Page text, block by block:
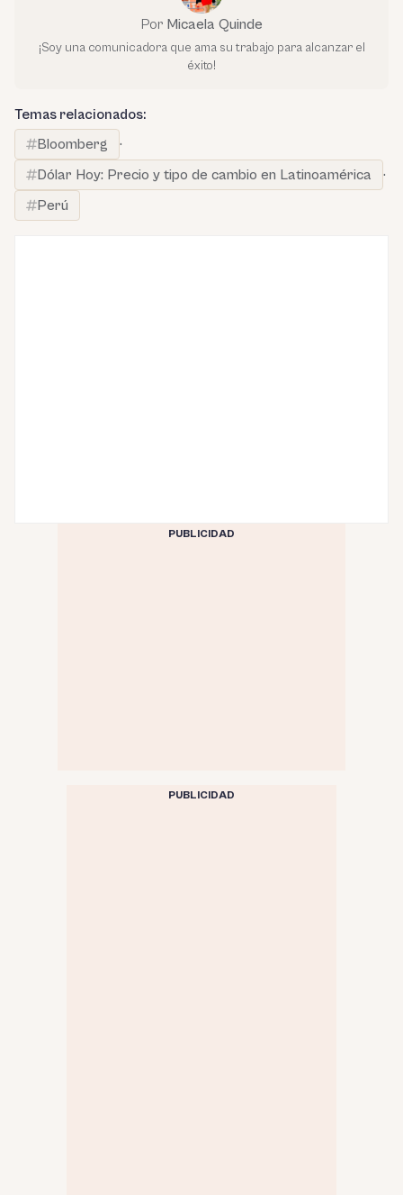
Por Micaela Quinde
¡Soy una comunicadora que ama su trabajo para alcanzar el
éxito!
Temas relacionados:
Bloomberg
·
Dólar Hoy: Precio y tipo de cambio en Latinoamérica
·
Perú
PUBLICIDAD
PUBLICIDAD